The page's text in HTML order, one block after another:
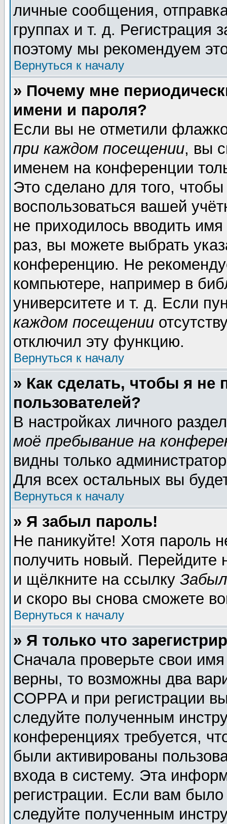
личные сообщения,
группах и т. д. Регистрация
поэтому мы рекомендуем
Вернуться к началу
» Почему мне
имени и пароля?
Если вы не отметили
при каждом посещении, вы
именем на конференции
Это сделано для того, чтобы
воспользоваться вашей
не приходилось вводить
раз, вы можете выбрать
конференцию. Не
компьютере, например в
университете и т. д. Если
каждом посещении
отключил эту функцию.
Вернуться к началу
» Как сделать, чтобы я не
пользователей?
В настройках личного
моё пребывание на
видны только
Для всех остальных вы
Вернуться к началу
» Я забыл пароль!
Не паникуйте! Хотя пароль
получить новый. Перейдите
и щёлкните на ссылку
и скоро вы снова сможете
Вернуться к началу
» Я только что
Сначала проверьте свои
верны, то возможны два
COPPA и при регистрации
следуйте полученным
конференциях требуется,
были активированы
входа в систему. Эта
регистрации. Если вам
следуйте полученным